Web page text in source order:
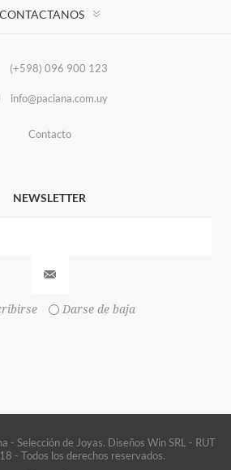
CONTACTANOS
(+598) 096 900 123
info@paciana.com.uy
Contacto
NEWSLETTER
Darse de baja
Selección de Joyas. Diseños Win SRL - RUT
- Todos los derechos reservados.